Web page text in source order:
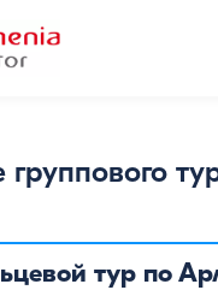
тур по